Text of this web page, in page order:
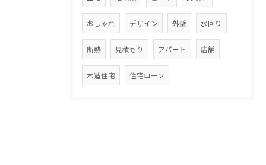
おしゃれ デザイン 外壁 水回り
断熱 見積もり アパート 店舗
木造住宅 住宅ローン